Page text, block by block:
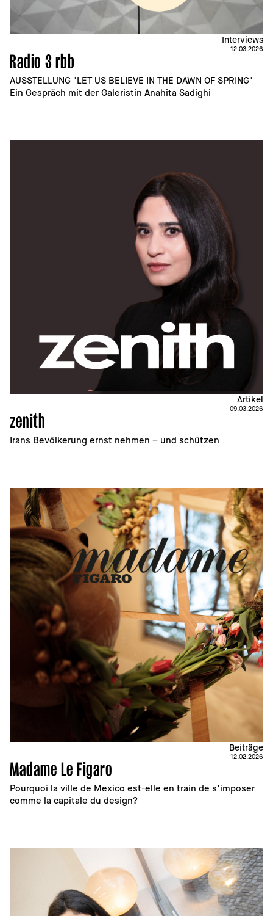
Radio 3 rbb
AUSSTELLUNG "LET US BELIEVE IN THE DAWN OF SPRING"
Ein Gespräch mit der Galeristin Anahita Sadighi
Interviews
12.03.2026
zenith
Irans Bevölkerung ernst nehmen – und schützen
Artikel
09.03.2026
Madame Le Figaro
Pourquoi la ville de Mexico est-elle en train de s’imposer
comme la capitale du design?
Beiträge
12.02.2026